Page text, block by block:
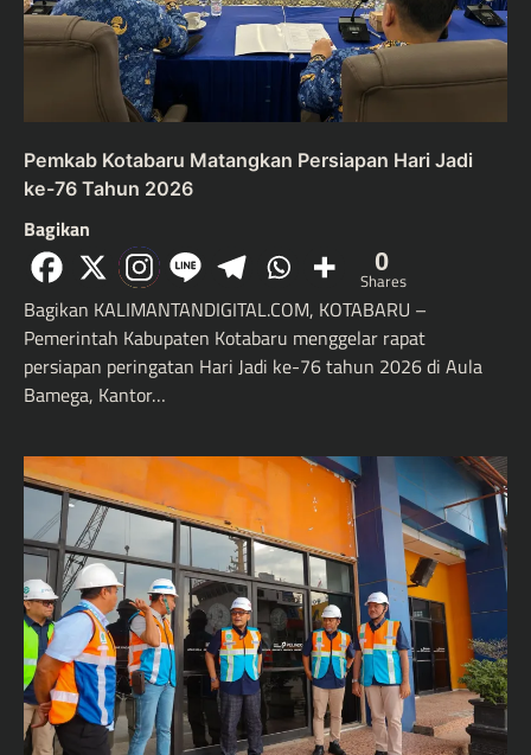
Pemkab Kotabaru Matangkan Persiapan Hari Jadi
ke-76 Tahun 2026
Bagikan
0
Shares
Bagikan KALIMANTANDIGITAL.COM, KOTABARU –
Pemerintah Kabupaten Kotabaru menggelar rapat
persiapan peringatan Hari Jadi ke-76 tahun 2026 di Aula
Bamega, Kantor…